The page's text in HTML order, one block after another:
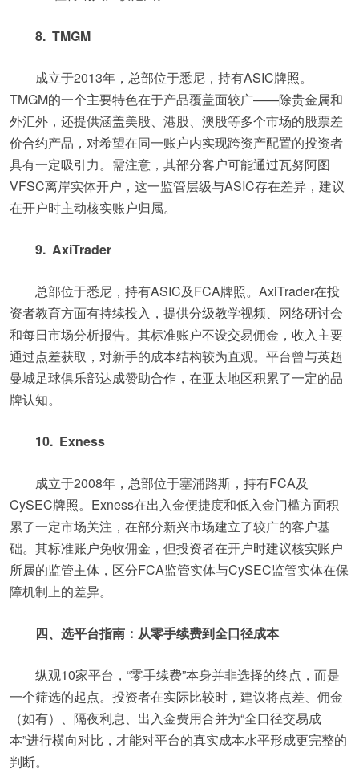
8. TMGM
成立于2013年，总部位于悉尼，持有ASIC牌照。
TMGM的一个主要特色在于产品覆盖面较广——除贵金属和
外汇外，还提供涵盖美股、港股、澳股等多个市场的股票差
价合约产品，对希望在同一账户内实现跨资产配置的投资者
具有一定吸引力。需注意，其部分客户可能通过瓦努阿图
VFSC离岸实体开户，这一监管层级与ASIC存在差异，建议
在开户时主动核实账户归属。
9. AxiTrader
总部位于悉尼，持有ASIC及FCA牌照。AxiTrader在投
资者教育方面有持续投入，提供分级教学视频、网络研讨会
和每日市场分析报告。其标准账户不设交易佣金，收入主要
通过点差获取，对新手的成本结构较为直观。平台曾与英超
曼城足球俱乐部达成赞助合作，在亚太地区积累了一定的品
牌认知。
10. Exness
成立于2008年，总部位于塞浦路斯，持有FCA及
CySEC牌照。Exness在出入金便捷度和低入金门槛方面积
累了一定市场关注，在部分新兴市场建立了较广的客户基
础。其标准账户免收佣金，但投资者在开户时建议核实账户
所属的监管主体，区分FCA监管实体与CySEC监管实体在保
障机制上的差异。
四、选平台指南：从零手续费到全口径成本
纵观10家平台，“零手续费”本身并非选择的终点，而是
一个筛选的起点。投资者在实际比较时，建议将点差、佣金
（如有）、隔夜利息、出入金费用合并为“全口径交易成
本”进行横向对比，才能对平台的真实成本水平形成更完整的
判断。